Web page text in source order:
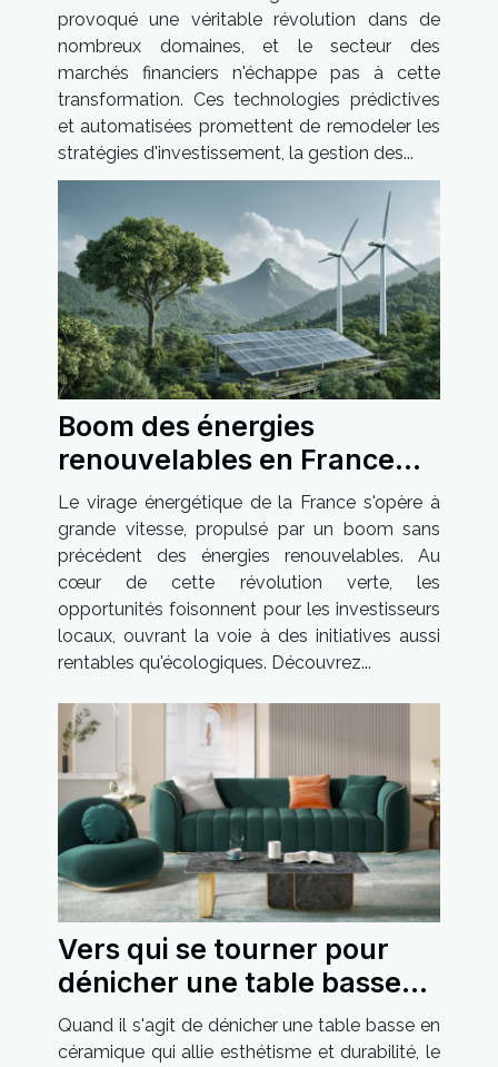
provoqué une véritable révolution dans de
nombreux domaines, et le secteur des
marchés financiers n'échappe pas à cette
transformation. Ces technologies prédictives
et automatisées promettent de remodeler les
stratégies d'investissement, la gestion des...
Boom des énergies
renouvelables en France
quelles opportunités pour
les investisseurs locaux
Le virage énergétique de la France s'opère à
grande vitesse, propulsé par un boom sans
précédent des énergies renouvelables. Au
cœur de cette révolution verte, les
opportunités foisonnent pour les investisseurs
locaux, ouvrant la voie à des initiatives aussi
rentables qu'écologiques. Découvrez...
Vers qui se tourner pour
dénicher une table basse
en céramique de qualité ?
Quand il s'agit de dénicher une table basse en
céramique qui allie esthétisme et durabilité, le